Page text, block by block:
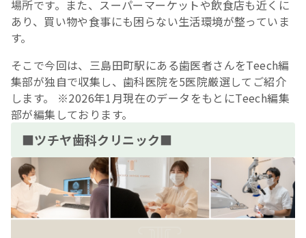
場所です。また、スーパーマーケットや飲食店も近くに
あり、買い物や食事にも困らない生活環境が整っていま
す。
そこで今回は、三島田町駅にある歯医者さんをTeech編
集部が独自で収集し、歯科医院を5医院厳選してご紹介
します。 ※2026年1月現在のデータをもとにTeech編集
部が編集しております。
■ツチヤ歯科クリニック■